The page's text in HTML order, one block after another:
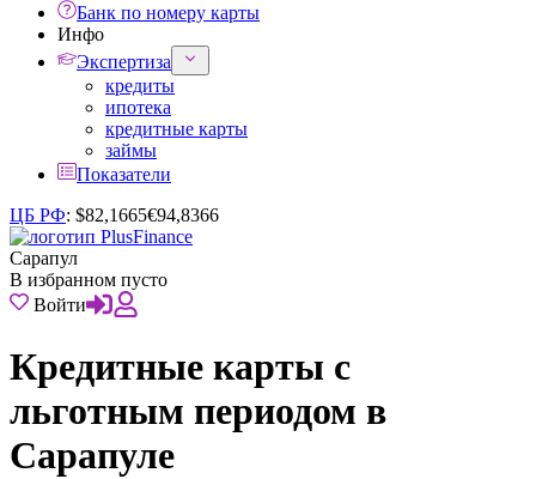
Банк по номеру карты
Инфо
Экспертиза
кредиты
ипотека
кредитные карты
займы
Показатели
ЦБ РФ: $82,1665€94,8366
Сарапул
В избранном пусто
Войти
Кредитные карты с
льготным периодом в
Сарапуле